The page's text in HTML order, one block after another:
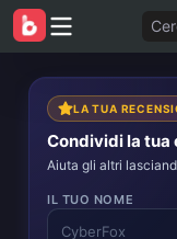
LA TUA
Condividi la tua
Aiuta gli altri
IL TUO NOME